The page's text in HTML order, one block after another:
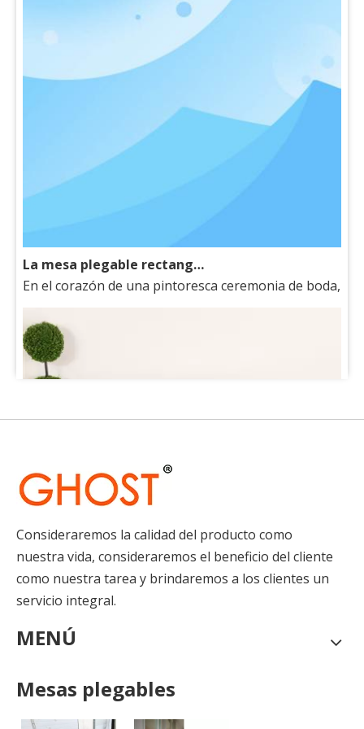
En el corazón de una pintoresca ceremonia de boda,
Consideraremos la calidad del producto como
nuestra vida, consideraremos el beneficio del cliente
como nuestra tarea y brindaremos a los clientes un
servicio integral.
MENÚ
Mesas plegables